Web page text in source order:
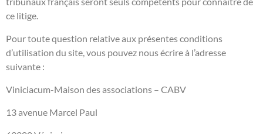
ce litige.
Pour toute question relative aux présentes conditions
d’utilisation du site, vous pouvez nous écrire à l’adresse
suivante :
Viniciacum-Maison des associations – CABV
13 avenue Marcel Paul